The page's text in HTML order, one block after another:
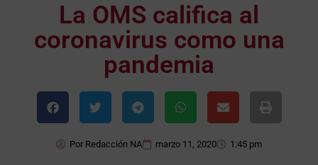
La OMS califica al
coronavirus como una
pandemia
Por Redacción NA marzo 11, 2020 1:45 pm